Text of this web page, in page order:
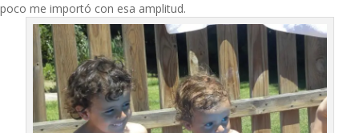
poco me importó con esa amplitud.